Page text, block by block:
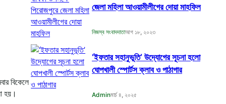
বিকেলে
হয়।
জেলা মহিলা আওয়ামীলীগের দোয়া মাহফিল
নিজস্ব সংবাদদাতাআগ ১৮, ২০২৩
‘ইফতার সহানুভূতি’ উদ্যোগের সূচনা হলো
ঘোপখালী স্পোর্টস ক্লাব ও পাঠাগার
Adminমার্চ ৪, ২০২৫